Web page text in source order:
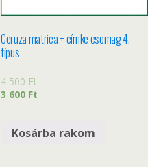
Ceruza matrica + címke csomag 4.
típus
4 500Ft
3 600 Ft
Kosárba rakom